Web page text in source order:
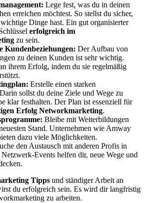
Lege fest, was du in deinen
erreichen möchtest. So stellst du sicher,
Dinge hast. Ein gut organisierter
erfolgreich im
zu sein.
Kundenbeziehungen: Der Aufbau von
zu deinen Kunden ist sehr wichtig.
ihrem Erfolg, indem du sie regelmäßig
Erstelle einen starken
sollst du deine Ziele und Wege zu
klar festhalten. Der Plan ist essenziell für
Erfolg Networkmarketing.
Bleibe mit Weiterbildungen
Stand. Unternehmen wie Amway
dazu viele Möglichkeiten.
den Austausch mit anderen Profis in
Events helfen dir, neue Wege und
Tipps und ständiger Arbeit an
du erfolgreich sein. Es wird dir langfristig
zu arbeiten.